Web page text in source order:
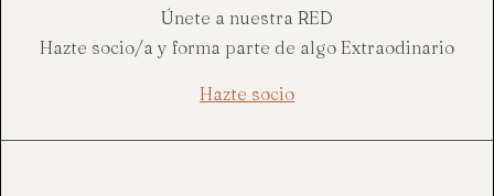
Únete a nuestra RED
Hazte socio/a y forma parte de algo Extraodinario
Hazte socio